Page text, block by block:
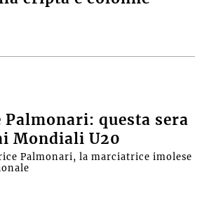
questa sera
Mondiali U20
Palmonari, la marciatrice imolese